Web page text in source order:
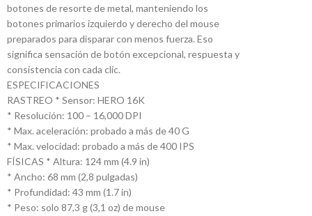
botones de resorte de metal, manteniendo los
botones primarios izquierdo y derecho del mouse
preparados para disparar con menos fuerza. Eso
significa sensación de botón excepcional, respuesta y
consistencia con cada clic.
ESPECIFICACIONES
RASTREO * Sensor: HERO 16K
* Resolución: 100 – 16,000 DPI
* Max. aceleración: probado a más de 40 G
* Max. velocidad: probado a más de 400 IPS
FÍSICAS * Altura: 124 mm (4.9 in)
* Ancho: 68 mm (2,8 pulgadas)
* Profundidad: 43 mm (1.7 in)
* Peso: solo 87,3 g (3,1 oz) de mouse